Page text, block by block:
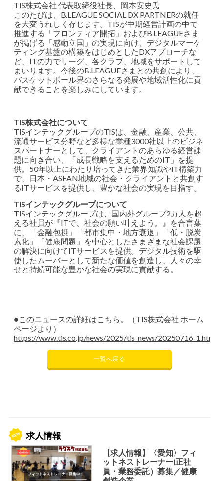
TIS株式会社 代表取締役社長、岡本安史氏
このたびは、B.LEAGUE SOCIAL DX PARTNERの就任
を大変うれしく存じます。TISが中期経営計画の中で
推進する「フロンティア開拓」およびB.LEAGUEさま
が掲げる「感動立国」の実現に向け、デジタルマーケ
ティング基盤の構築をはじめとしたDXアプローチな
ど、ITの力でリーグ、各クラブ、地域をサポートして
まいります。今後のB.LEAGUEさまとの共創により、
バスケットボール界のさらなる発展や地域活性化に貢
献できることを楽しみにしています。
TIS株式会社について
TISインテックグループのTISは、金融、産業、公共、
流通サービス分野など多様な業種3000社以上のビジネ
スパートナーとして、クライアントのあらゆる経営課
題に向き合い、「成長戦略を支えるためのIT」を提
供。50年以上にわたり培ってきた業界知識やIT構築力
で、日本・ASEAN地域の社会・クライアントと共創す
るITサービスを提供し、豊かな社会の実現を目指す。
TISインテックグループについて
TISインテックグループは、国内外グループ2万人を超
える社員が『ITで、社会の願い叶えよう。』を合言葉
に、「金融包摂」「都市集中・地方衰退」「低・脱炭
素化」「健康問題」を中心としたさまざまな社会課題
の解決に向けてITサービスを提供。デジタル技術を駆
使したムーバーとして新たな価値を創造し、人々の幸
せと持続可能な豊かな社会の実現に貢献する。
●このニュースの詳細はこちら。（TIS株式会社 ホーム
ページより）
https://www.tis.co.jp/news/2025/tis_news/20250716_1.html
一覧へ戻る
求人情報
【求人情報】〈愛知〉フィ
ットネストレーナー(正社
員・業務委託）募集／健康